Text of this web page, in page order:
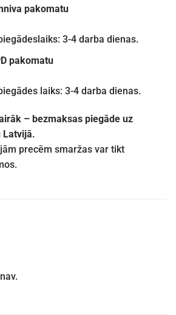
pakomatu
3-4 darba dienas.
pakomatu
laiks: 3-4 darba dienas.
– bezmaksas piegāde uz
Latvijā.
precēm smaržas var tikt